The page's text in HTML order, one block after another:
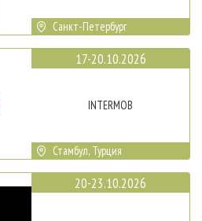
Санкт-Петербург
17-20.10.2026
INTERMOB
Стамбул, Турция
20-23.10.2026